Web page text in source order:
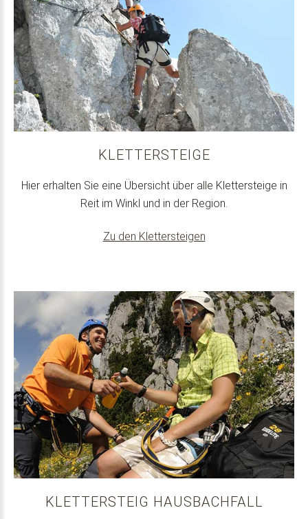
KLETTERSTEIGE
Hier erhalten Sie eine Übersicht über alle Klettersteige in
Reit im Winkl und in der Region.
Zu den Klettersteigen
KLETTERSTEIG HAUSBACHFALL